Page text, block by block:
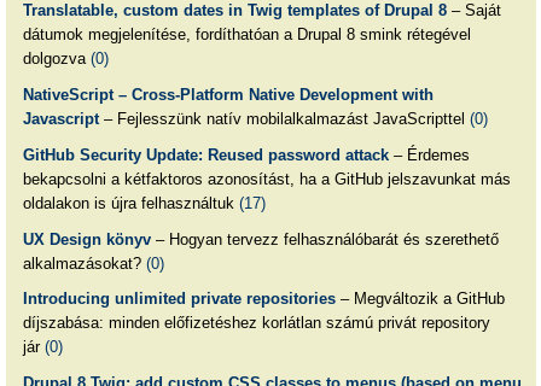
Translatable, custom dates in Twig templates of Drupal 8– Saját
dátumok megjelenítése, fordíthatóan a Drupal 8 smink rétegével
dolgozva (0)
NativeScript – Cross-Platform Native Development with
Javascript– Fejlesszünk natív mobilalkalmazást JavaScripttel (0)
GitHub Security Update: Reused password attack– Érdemes
bekapcsolni a kétfaktoros azonosítást, ha a GitHub jelszavunkat más
oldalakon is újra felhasználtuk (17)
UX Design könyv– Hogyan tervezz felhasználóbarát és szerethető
alkalmazásokat? (0)
Introducing unlimited private repositories– Megváltozik a GitHub
díjszabása: minden előfizetéshez korlátlan számú privát repository
jár (0)